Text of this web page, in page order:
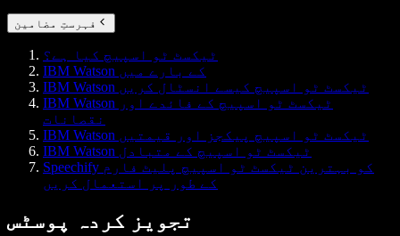
فہرستِ مضامین
ٹیکسٹ ٹو اسپیچ کیا ہے؟
IBM Watson کے بارے میں
IBM Watson ٹیکسٹ ٹو اسپیچ کیسے انسٹال کریں
IBM Watson ٹیکسٹ ٹو اسپیچ کے فائدے اور
نقصانات
IBM Watson ٹیکسٹ ٹو اسپیچ پیکجز اور قیمتیں
IBM Watson ٹیکسٹ ٹو اسپیچ کے متبادل
Speechify کو بہترین ٹیکسٹ ٹو اسپیچ پلیٹ فارم
کے طور پر استعمال کریں
تجویز کردہ پوسٹس